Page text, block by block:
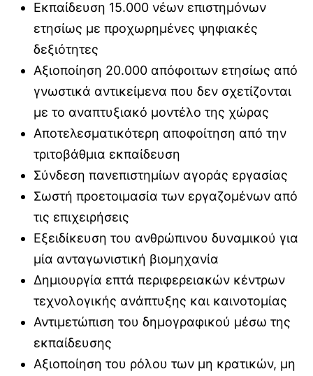
Εκπαίδευση 15.000 νέων επιστημόνων
ετησίως με προχωρημένες ψηφιακές
δεξιότητες
Αξιοποίηση 20.000 απόφοιτων ετησίως από
γνωστικά αντικείμενα που δεν σχετίζονται
με το αναπτυξιακό μοντέλο της χώρας
Αποτελεσματικότερη αποφοίτηση από την
τριτοβάθμια εκπαίδευση
Σύνδεση πανεπιστημίων αγοράς εργασίας
Σωστή προετοιμασία των εργαζομένων από
τις επιχειρήσεις
Εξειδίκευση του ανθρώπινου δυναμικού για
μία ανταγωνιστική βιομηχανία
Δημιουργία επτά περιφερειακών κέντρων
τεχνολογικής ανάπτυξης και καινοτομίας
Αντιμετώπιση του δημογραφικού μέσω της
εκπαίδευσης
Αξιοποίηση του ρόλου των μη κρατικών, μη